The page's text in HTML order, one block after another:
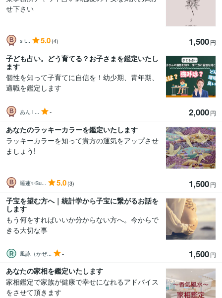
せ下さい
s t... 5.0(4) 1,500円
子ども占い。どう育てる？お子さまを鑑定いたし
ます
個性を知って子育てに自信を！幼少期、青年期、
適職を鑑定します
あん l ... - 2,000円
あなたのラッキーカラーを鑑定いたします
ラッキーカラーを知って貴方の運気をアップさせ
ましょう!
睡蓮✨Su... 5.0(3) 1,500円
子宝を望む方へ｜統計学から子宝に繋がるお話を
します
もう何をすればいいか分からない方へ。今からで
きる大切な事
風詠（かぜ... - 1,500円
あなたの家相を鑑定いたします
家相鑑定で家族が健康で幸せになれるアドバイス
をさせて頂きます